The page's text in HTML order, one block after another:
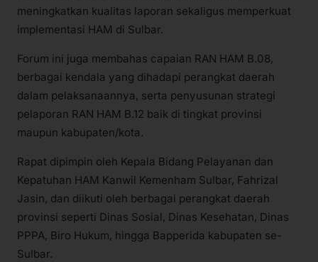
meningkatkan kualitas laporan sekaligus memperkuat
implementasi HAM di Sulbar.
Forum ini juga membahas capaian RAN HAM B.08,
berbagai kendala yang dihadapi perangkat daerah
dalam pelaksanaannya, serta penyusunan strategi
pelaporan RAN HAM B.12 baik di tingkat provinsi
maupun kabupaten/kota.
Rapat dipimpin oleh Kepala Bidang Pelayanan dan
Kepatuhan HAM Kanwil Kemenham Sulbar, Fahrizal
Jasin, dan diikuti oleh berbagai perangkat daerah
provinsi seperti Dinas Sosial, Dinas Kesehatan, Dinas
PPPA, Biro Hukum, hingga Bapperida kabupaten se-
Sulbar.